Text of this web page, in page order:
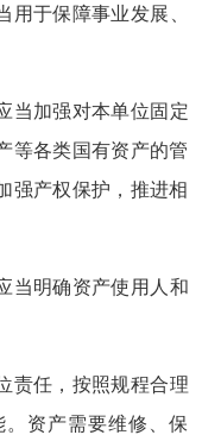
于保障事业发展、
当加强对本单位固定
等各类国有资产的管
强产权保护，推进相
当明确资产使用人和
责任，按照规程合理
资产需要维修、保